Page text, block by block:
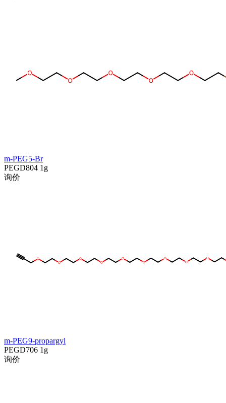
m-PEG5-Br
PEGD804 1g
询价
m-PEG9-propargyl
PEGD706 1g
询价